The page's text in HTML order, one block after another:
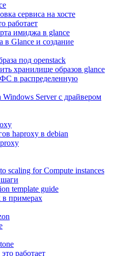
сервиса на хосте
работает
имиджа в glance
в Glance и создание
под openstack
хранилище образов glance
в распределенную
Windows Server с драйвером
haproxy в debian
scaling for Compute instances
template guide
в примерах
работает